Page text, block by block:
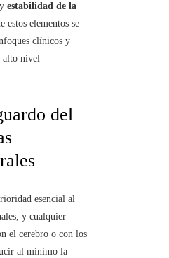
y estabilidad de la
estos elementos se
clínicos y
alto nivel
del
esencial al
y cualquier
el cerebro o con los
al mínimo la